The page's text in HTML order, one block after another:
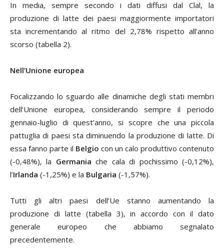
In media, sempre secondo i dati diffusi dal Clal, la
produzione di latte dei paesi maggiormente importatori
sta incrementando al ritmo del 2,78% rispetto all’anno
scorso (tabella 2).
Nell’Unione europea
Focalizzando lo sguardo alle dinamiche degli stati membri
dell’Unione europea, considerando sempre il periodo
gennaio-luglio di quest’anno, si scopre che una piccola
pattuglia di paesi sta diminuendo la produzione di latte. Di
essa fanno parte il Belgio con un calo produttivo contenuto
(-0,48%), la Germania che cala di pochissimo (-0,12%),
l’Irlanda (-1,25%) e la Bulgaria (-1,57%).
Tutti gli altri paesi dell’Ue stanno aumentando la
produzione di latte (tabella 3), in accordo con il dato
generale europeo che abbiamo segnalato
precedentemente.